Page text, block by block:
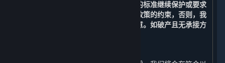
会按照法律法规及不低于本政策所要求的标准继续保护或要求
新的持有您个人信息的受让方继续受本政策的约束，否则，我
们将要求该受让方重新向您征求授权同意。如破产且无承接方